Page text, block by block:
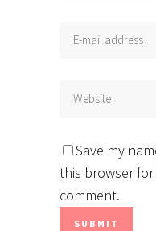
Save my
this browser
comment.